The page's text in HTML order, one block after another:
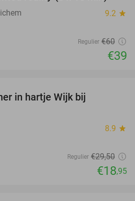
9.2 star
Regulier €60
€39
in hartje Wijk bij
8.9 star
Regulier €29,50
€18,95